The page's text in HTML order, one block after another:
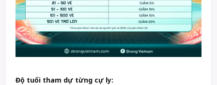
Độ tuổi tham dự từng cự ly: